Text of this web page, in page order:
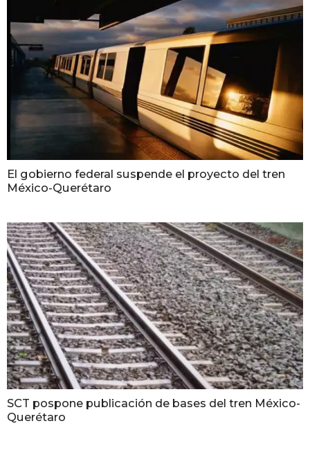
El gobierno federal suspende el proyecto del tren
México-Querétaro
SCT pospone publicación de bases del tren México-
Querétaro